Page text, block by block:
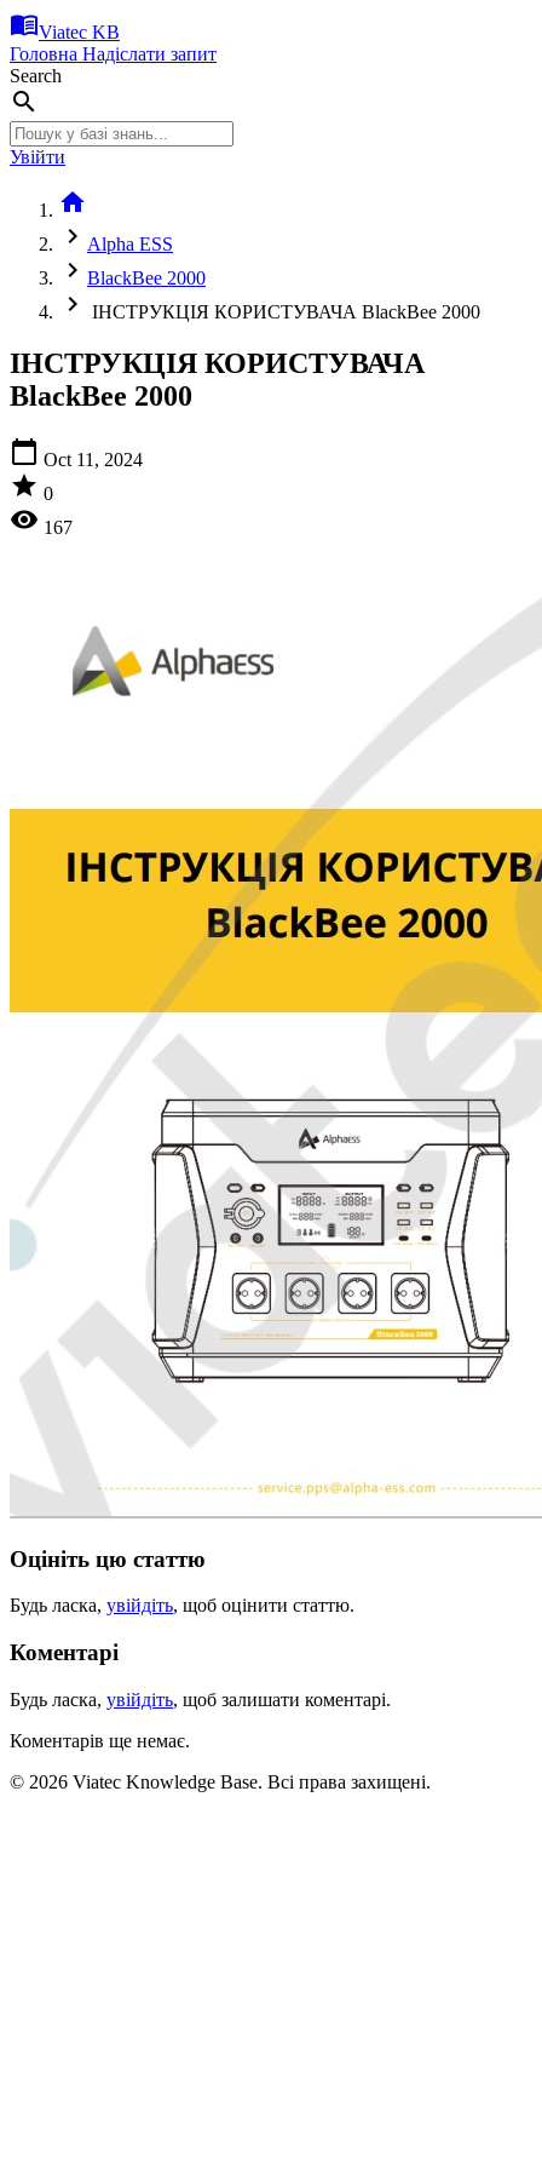
menu_bookViatec KB
Головна Надіслати запит
Search
search
Увійти
home
chevron_right Alpha ESS
chevron_right BlackBee 2000
chevron_right ІНСТРУКЦІЯ КОРИСТУВАЧА BlackBee 2000
ІНСТРУКЦІЯ КОРИСТУВАЧА
BlackBee 2000
calendar_today Oct 11, 2024
star 0
visibility 167
Оцініть цю статтю
Будь ласка, увійдіть, щоб оцінити статтю.
Коментарі
Будь ласка, увійдіть, щоб залишати коментарі.
Коментарів ще немає.
© 2026 Viatec Knowledge Base. Всі права захищені.